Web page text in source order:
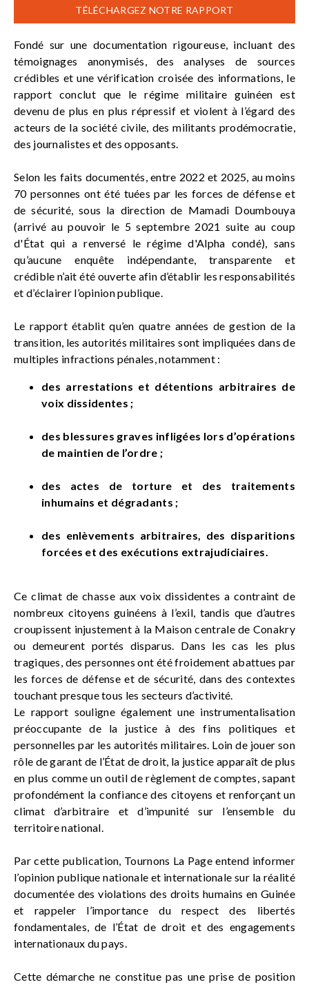
TÉLÉCHARGEZ NOTRE RAPPORT
Fondé sur une documentation rigoureuse, incluant des
témoignages anonymisés, des analyses de sources
crédibles et une vérification croisée des informations, le
rapport conclut que le régime militaire guinéen est
devenu de plus en plus répressif et violent à l’égard des
acteurs de la société civile, des militants prodémocratie,
des journalistes et des opposants.
Selon les faits documentés, entre 2022 et 2025, au moins
70 personnes ont été tuées par les forces de défense et
de sécurité, sous la direction de Mamadi Doumbouya
(arrivé au pouvoir le 5 septembre 2021 suite au coup
d'État qui a renversé le régime d'Alpha condé), sans
qu’aucune enquête indépendante, transparente et
crédible n’ait été ouverte afin d’établir les responsabilités
et d’éclairer l’opinion publique.
Le rapport établit qu’en quatre années de gestion de la
transition, les autorités militaires sont impliquées dans de
multiples infractions pénales, notamment :
des arrestations et détentions arbitraires de
voix dissidentes ;
des blessures graves infligées lors d’opérations
de maintien de l’ordre ;
des actes de torture et des traitements
inhumains et dégradants ;
des enlèvements arbitraires, des disparitions
forcées et des exécutions extrajudiciaires.
Ce climat de chasse aux voix dissidentes a contraint de
nombreux citoyens guinéens à l’exil, tandis que d’autres
croupissent injustement à la Maison centrale de Conakry
ou demeurent portés disparus. Dans les cas les plus
tragiques, des personnes ont été froidement abattues par
les forces de défense et de sécurité, dans des contextes
touchant presque tous les secteurs d’activité.
Le rapport souligne également une instrumentalisation
préoccupante de la justice à des fins politiques et
personnelles par les autorités militaires. Loin de jouer son
rôle de garant de l’État de droit, la justice apparaît de plus
en plus comme un outil de règlement de comptes, sapant
profondément la confiance des citoyens et renforçant un
climat d’arbitraire et d’impunité sur l’ensemble du
territoire national.
Par cette publication, Tournons La Page entend informer
l’opinion publique nationale et internationale sur la réalité
documentée des violations des droits humains en Guinée
et rappeler l’importance du respect des libertés
fondamentales, de l’État de droit et des engagements
internationaux du pays.
Cette démarche ne constitue pas une prise de position